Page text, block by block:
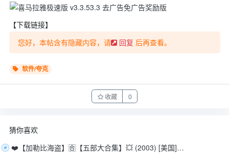
【下载链接】
您好，本帖含有隐藏内容，请
回复 后再查看。
软件/夸克
收藏 0
猜你喜欢
❤️【加勒比海盗】🈴【五部大合集】💥 (2003) [美国] [动作/奇幻/冒险] 4K REMUX原盘 杜比视界 国英音轨 内封特效字幕【308GB】